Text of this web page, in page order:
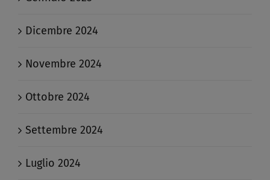
Dicembre 2024
Novembre 2024
Ottobre 2024
Settembre 2024
Luglio 2024